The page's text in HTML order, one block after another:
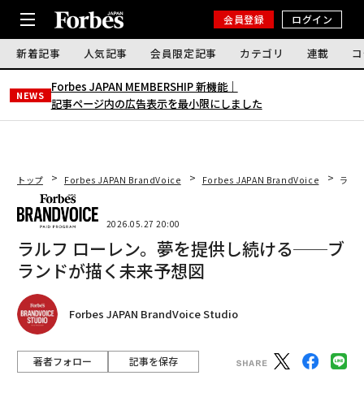
会員登録 ログイン
新着記事 人気記事 会員限定記事 カテゴリ 連載
NEWS
Forbes JAPAN MEMBERSHIP 新機能｜
記事ページ内の広告表示を最小限にしました
トップ Forbes JAPAN BrandVoice Forbes JAPAN BrandVoice ラル
2026.05.27 20:00
ラルフ ローレン。夢を提供し続ける──ブ
ランドが描く未来予想図
Forbes JAPAN BrandVoice Studio
著者フォロー 記事を保存